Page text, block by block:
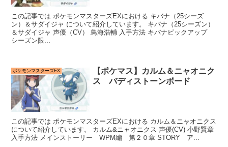
この記事では ポケモンマスターズEXにおける キバナ（25シーズ
ン）＆サダイジャ について紹介しています。 キバナ（25シーズン）
＆サダイジャ 声優（CV） 鳥海浩輔 入手方法 キバナピックアップ
シーズン限...
ポケモンマスターズEX
【ポケマス】カルム＆ニャオニク
ス バディストーンボード
この記事では ポケモンマスターズEXにおける カルム＆ニャオニクス
について紹介しています。 カルム&ニャオニクス 声優(CV) 小野賢章
入手方法 メインストーリー WPM編 第２０章 STORY ア...